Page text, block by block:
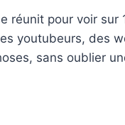
réunit pour voir
youtubeurs, des
sans oublier